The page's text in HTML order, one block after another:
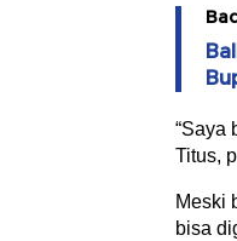
“Saya
Titus,
Meski
bisa